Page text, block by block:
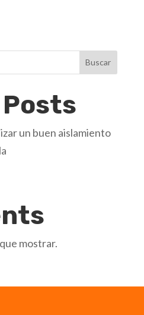
Buscar
un buen aislamiento
mostrar.